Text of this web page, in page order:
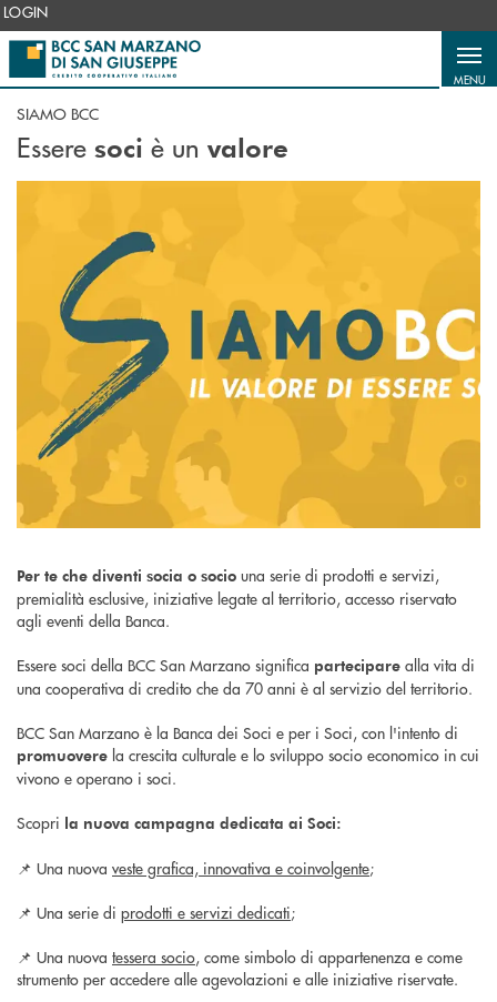
Salta al contenuto principale
LOGIN
MENU
SIAMO BCC
Essere soci è un valore
Per te che diventi socia o socio una serie di prodotti e servizi,
premialità esclusive, iniziative legate al territorio, accesso riservato
agli eventi della Banca.
Essere soci della BCC San Marzano significa partecipare alla vita di
una cooperativa di credito che da 70 anni è al servizio del territorio.
BCC San Marzano è la Banca dei Soci e per i Soci, con l'intento di
promuovere la crescita culturale e lo sviluppo socio economico in cui
vivono e operano i soci.
Scopri la nuova campagna dedicata ai Soci:
📌 Una nuova veste grafica, innovativa e coinvolgente;
📌 Una serie di prodotti e servizi dedicati;
📌 Una nuova tessera socio, come simbolo di appartenenza e come
strumento per accedere alle agevolazioni e alle iniziative riservate.